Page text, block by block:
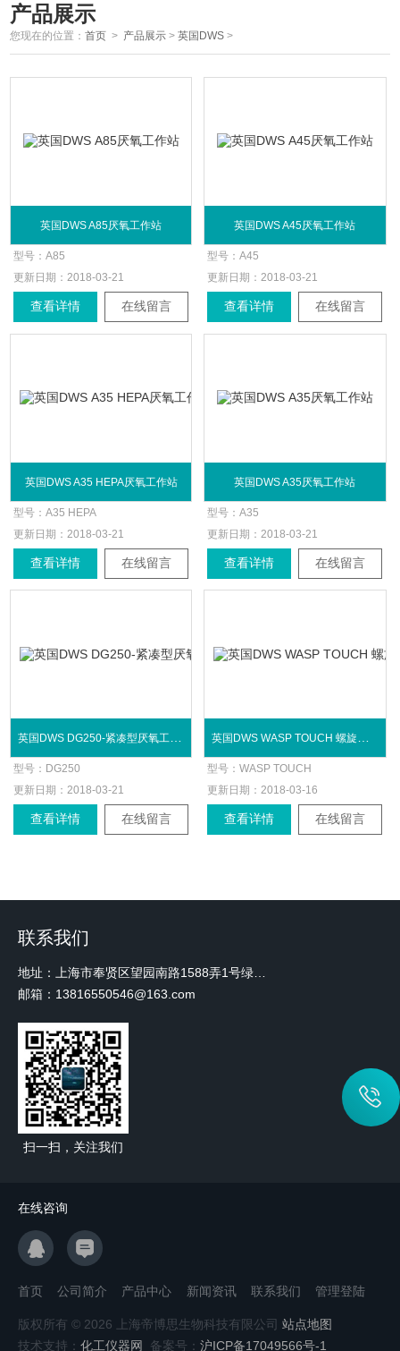
产品展示
您现在的位置：首页 > 产品展示 >英国DWS >
英国DWS A85厌氧工作站
型号：A85
更新日期： 2018-03-21
查看详情 在线留言
英国DWS A45厌氧工作站
型号：A45
更新日期： 2018-03-21
查看详情 在线留言
英国DWS A35 HEPA厌氧工作站
型号：A35 HEPA
更新日期： 2018-03-21
查看详情 在线留言
英国DWS A35厌氧工作站
型号：A35
更新日期： 2018-03-21
查看详情 在线留言
英国DWS DG250-紧凑型厌氧工作站
型号： DG250
更新日期：2018-03-21
查看详情 在线留言
英国DWS WASP TOUCH 螺旋接种仪
型号：WASP TOUCH
更新日期：2018-03-16
查看详情 在线留言
联系我们
邮箱：13816550546@163.com
扫一扫，关注我们
在线咨询
首页 公司简介 产品中心 新闻资讯 联系我们 管理登陆
版权所有 © 2026 上海帝博思生物科技有限公司 站点地图
技术支持： 化工仪器网 备案号： 沪ICP备17049566号-1